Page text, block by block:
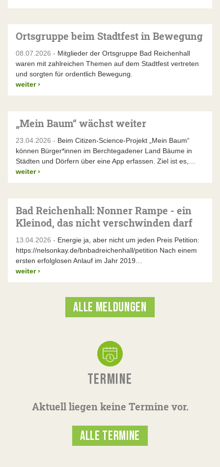
Ortsgruppe beim Stadtfest in Bewegung
08.07.2026 - Mitglieder der Ortsgruppe Bad Reichenhall
waren mit zahlreichen Themen auf dem Stadtfest vertreten
und sorgten für ordentlich Bewegung.
weiter ›
„Mein Baum“ wächst weiter
23.04.2026 - Beim Citizen-Science-Projekt „Mein Baum“
können Bürger*innen im Berchtegadener Land Bäume in
Städten und Dörfern über eine App erfassen. Ziel ist es,…
weiter ›
Bad Reichenhall: Nonner Rampe - ein
Kleinod, das nicht verschwinden darf
13.04.2026 - Energie ja, aber nicht um jeden Preis Petition:
https://nelsonkay.de/bnbadreichenhall/petition Nach einem
ersten erfolglosen Anlauf im Jahr 2019…
weiter ›
ALLE MELDUNGEN
TERMINE
Aktuell liegen keine Termine vor.
ALLE TERMINE